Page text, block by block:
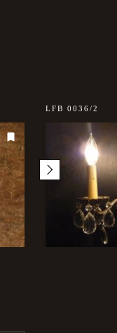
LFB 0036/2